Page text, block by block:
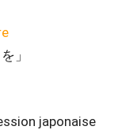
」
japonaise